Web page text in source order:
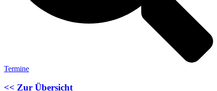
Termine
<< Zur Übersicht